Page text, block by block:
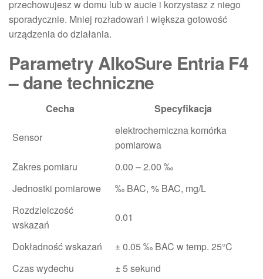
przechowujesz w domu lub w aucie i korzystasz z niego
sporadycznie. Mniej rozładowań i większa gotowość
urządzenia do działania.
Parametry AlkoSure Entria F4
– dane techniczne
Cecha Specyfikacja
Sensor
elektrochemiczna komórka
pomiarowa
Zakres pomiaru
0.00 – 2.00 ‰
Jednostki pomiarowe
‰ BAC, % BAC, mg/L
Rozdzielczość
wskazań
0.01
Dokładność wskazań
± 0.05 ‰ BAC w temp. 25°C
Czas wydechu
± 5 sekund